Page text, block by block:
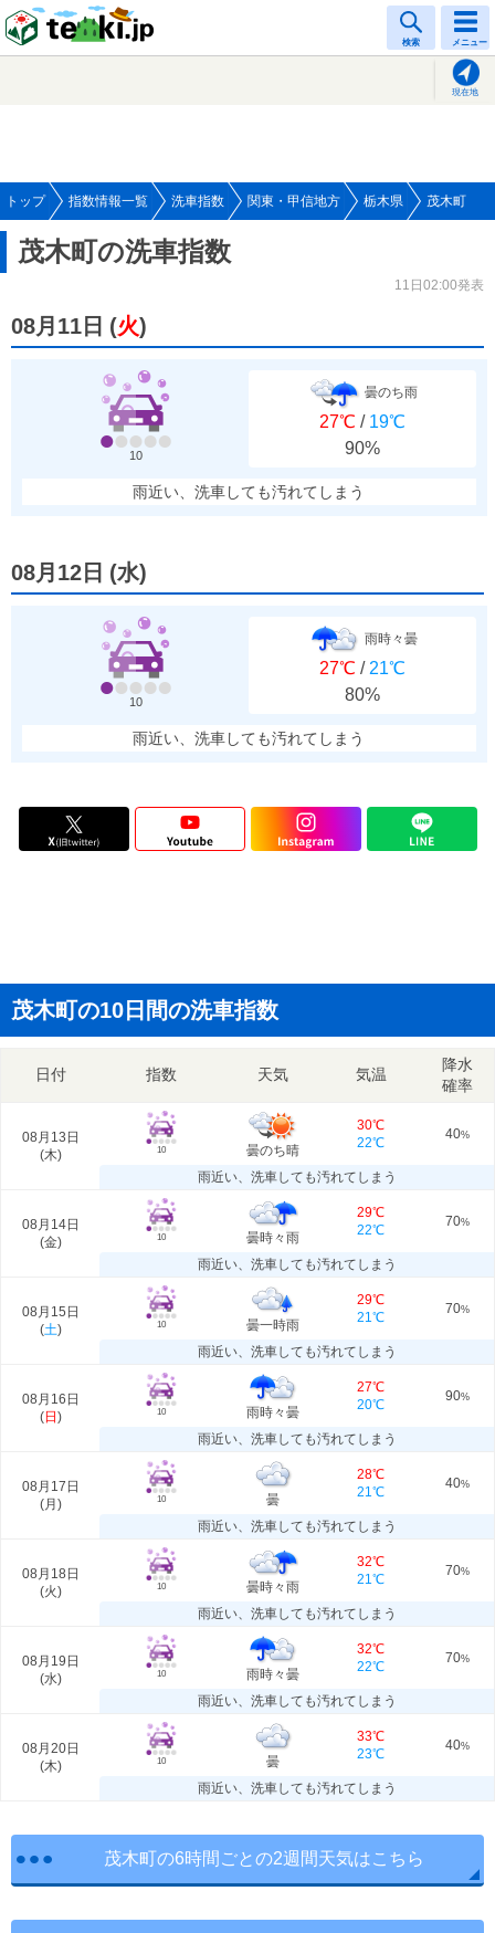
検索 メニュー
現在地
トップ 指数情報一覧 洗車指数 関東・甲信地方 栃木県 茂木町
茂木町の洗車指数
11日02:00発表
08月11日 (火)
10
曇のち雨
27℃ / 19℃
90%
雨近い、洗車しても汚れてしまう
08月12日 (水)
10
雨時々曇
27℃ / 21℃
80%
雨近い、洗車しても汚れてしまう
茂木町の10日間の洗車指数
日付 指数 天気 気温
降水
確率
08月13日
(木) 10 曇のち晴
30℃
22℃
40%
雨近い、洗車しても汚れてしまう
08月14日
(金) 10 曇時々雨
29℃
22℃
70%
雨近い、洗車しても汚れてしまう
08月15日
(土) 10 曇一時雨
29℃
21℃
70%
雨近い、洗車しても汚れてしまう
08月16日
(日 ) 10 雨時々曇
27℃
20℃
90%
雨近い、洗車しても汚れてしまう
08月17日
(月 ) 10 曇
28℃
21℃
40%
雨近い、洗車しても汚れてしまう
08月18日
(火) 10 曇時々雨
32℃
21℃
70%
雨近い、洗車しても汚れてしまう
08月19日
(水) 10 雨時々曇
32℃
22℃
70%
雨近い、洗車しても汚れてしまう
08月20日
(木) 10 曇
33℃
23℃
40%
雨近い、洗車しても汚れてしまう
茂木町の6時間ごとの2週間天気はこちら